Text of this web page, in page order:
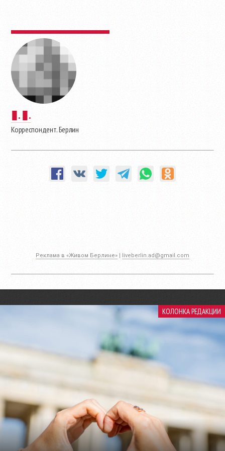
▮. ▮.
Корреспондент. Берлин
Реклама в «Живом Берлине» | liveberlin.ad@gmail.com
КОЛОНКА РЕДАКЦИИ